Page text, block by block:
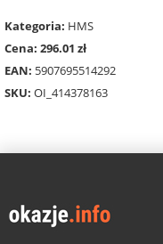
Kategoria: HMS
Cena: 296.01 zł
EAN: 5907695514292
SKU: OI_414378163